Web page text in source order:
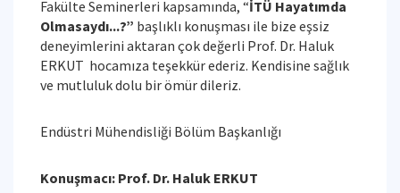
Fakülte Seminerleri kapsamında, “İTÜ Hayatımda
Olmasaydı...?” başlıklı konuşması ile bize eşsiz
deneyimlerini aktaran çok değerli Prof. Dr. Haluk
ERKUT hocamıza teşekkür ederiz. Kendisine sağlık
ve mutluluk dolu bir ömür dileriz.
Endüstri Mühendisliği Bölüm Başkanlığı
Konuşmacı: Prof. Dr. Haluk ERKUT